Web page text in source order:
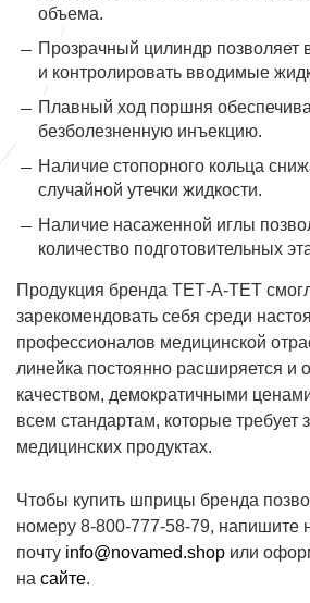
объема.
Прозрачный цилиндр позволяет
и контролировать вводимые
Плавный ход поршня
безболезненную инъекцию.
Наличие стопорного кольца
случайной утечки жидкости.
Наличие насаженной иглы
количество подготовительных
Продукция бренда ТЕТ-А-ТЕТ
зарекомендовать себя среди
профессионалов медицинской
линейка постоянно расширяется и
качеством, демократичными
всем стандартам, которые требует
медицинских продуктах.
Чтобы купить шприцы бренда
номеру 8-800-777-58-79, напишите
почту info@novamed.shop или
на сайте.